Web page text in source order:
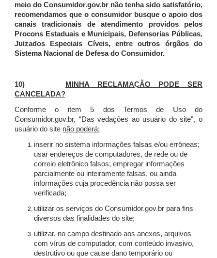
meio do Consumidor.gov.br não tenha sido satisfatório,
recomendamos que o consumidor busque o apoio dos
canais tradicionais de atendimento providos pelos
Procons Estaduais e Municipais, Defensorias Públicas,
Juizados Especiais Cíveis, entre outros órgãos do
Sistema Nacional de Defesa do Consumidor.
10)
MINHA RECLAMAÇÃO PODE SER
CANCELADA?
Conforme o item 5 dos Termos de Uso do
Consumidor.gov.br, “Das vedações ao usuário do site”, o
usuário do site não poderá:
inserir no sistema informações falsas e/ou errôneas;
usar endereços de computadores, de rede ou de
correio eletrônico falsos; empregar informações
parcialmente ou inteiramente falsas, ou ainda
informações cuja procedência não possa ser
verificada;
utilizar os serviços do Consumidor.gov.br para fins
diversos das finalidades do site;
utilizar, no campo destinado aos anexos, arquivos
com vírus de computador, com conteúdo invasivo,
destrutivo ou que cause dano temporário ou